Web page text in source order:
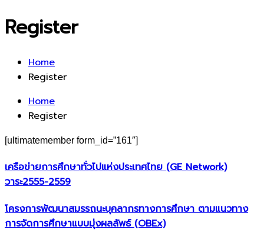
Register
Home
Register
Home
Register
[ultimatemember form_id=”161″]
เครือข่ายการศึกษาทั่วไปแห่งประเทศไทย (GE Network)​
วาระ2555-2559
โครงการพัฒนาสมรรถนะบุคลากรทางการศึกษา ตามแนวทาง
การจัดการศึกษาแบบมุ่งผลลัพธ์ (OBEx)